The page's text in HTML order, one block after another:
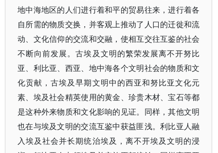
地中海地区的人们进行着和平的贸易往来，进行着各
自所需的物质交换，并客观上推动了人口的迁徙和流
动、文化信仰的交流和交融，使相互交往互鉴的社会
不断向前发展。古埃及文明的繁荣发展离不开努比
亚、利比亚、西亚、地中海各个文明社会的物质和文
化贡献，古埃及早期文明中的西亚和努比亚文化元
素、埃及社会精英使用的黄金、珍贵木材、宝石等都
是这种外来物质和文化影响的见证。同样，其他文明
也在与埃及文明的交流互鉴中获益匪浅。利比亚人融
入埃及社会并长期统治埃及，离不开埃及文明的浸